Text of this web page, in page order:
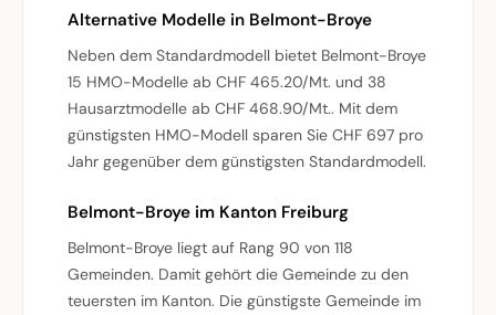
Alternative Modelle in Belmont-Broye
Neben dem Standardmodell bietet Belmont-Broye
15 HMO-Modelle ab CHF 465.20/Mt. und 38
Hausarztmodelle ab CHF 468.90/Mt.. Mit dem
günstigsten HMO-Modell sparen Sie CHF 697 pro
Jahr gegenüber dem günstigsten Standardmodell.
Belmont-Broye im Kanton Freiburg
Belmont-Broye liegt auf Rang 90 von 118
Gemeinden. Damit gehört die Gemeinde zu den
teuersten im Kanton. Die günstigste Gemeinde im